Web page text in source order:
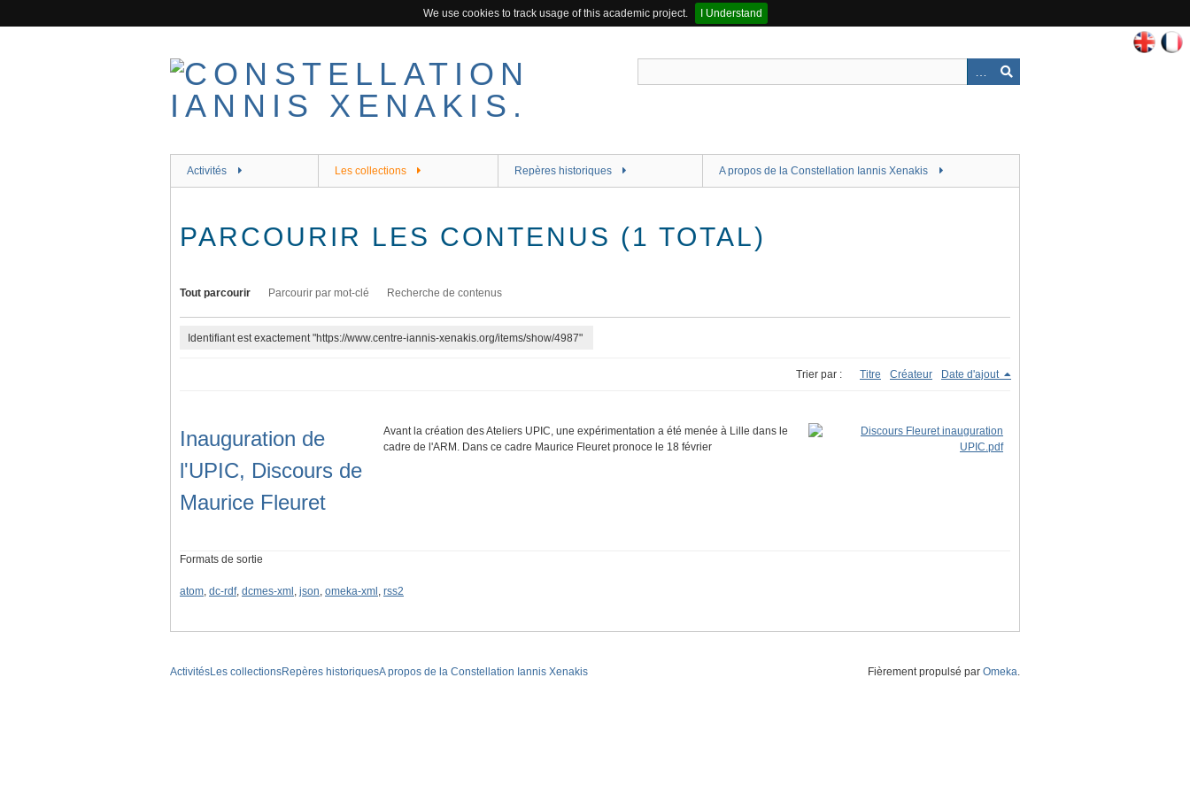
We use cookies to track usage of this academic project.
I Understand
Activités Les collections Repères historiques A propos de la Constellation Iannis Xenakis
PARCOURIR LES CONTENUS (1 TOTAL)
Tout parcourir Parcourir par mot-clé Recherche de contenus
Identifiant est exactement "https://www.centre-iannis-xenakis.org/items/show/4987"
Trier par : Titre Créateur Date d'ajout
Inauguration de
l'UPIC, Discours de
Maurice Fleuret
Avant la création des Ateliers UPIC, une expérimentation a été menée à Lille dans le
cadre de l'ARM. Dans ce cadre Maurice Fleuret pronoce le 18 février
Formats de sortie
atom, dc-rdf, dcmes-xml , json, omeka-xml , rss2
ActivitésLes collectionsRepères historiquesA propos de la Constellation Iannis Xenakis Fièrement propulsé par Omeka.